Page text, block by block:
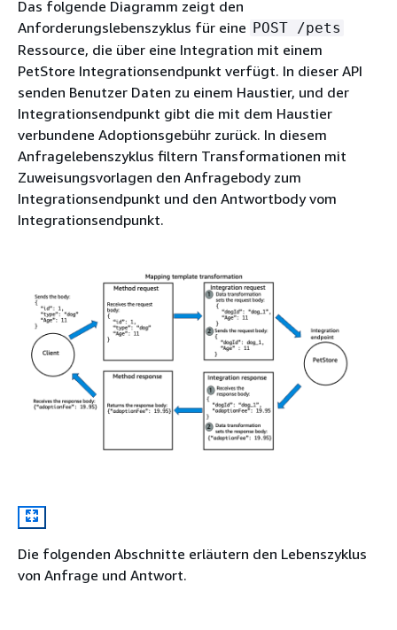
Das folgende Diagramm zeigt den
Anforderungslebenszyklus für eine POST /pets
Ressource, die über eine Integration mit einem
PetStore Integrationsendpunkt verfügt. In dieser API
senden Benutzer Daten zu einem Haustier, und der
Integrationsendpunkt gibt die mit dem Haustier
verbundene Adoptionsgebühr zurück. In diesem
Anfragelebenszyklus filtern Transformationen mit
Zuweisungsvorlagen den Anfragebody zum
Integrationsendpunkt und den Antwortbody vom
Integrationsendpunkt.
Die folgenden Abschnitte erläutern den Lebenszyklus
von Anfrage und Antwort.